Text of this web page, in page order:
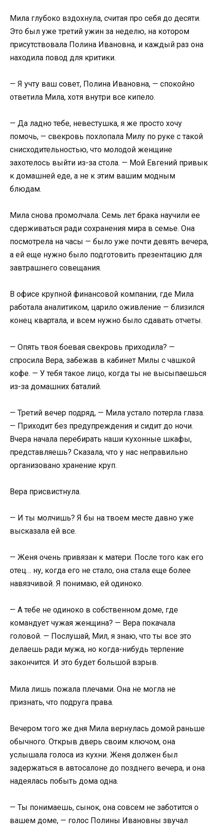
Мила глубоко вздохнула, считая про себя до десяти.
Это был уже третий ужин за неделю, на котором
присутствовала Полина Ивановна, и каждый раз она
находила повод для критики.
— Я учту ваш совет, Полина Ивановна, — спокойно
ответила Мила, хотя внутри все кипело.
— Да ладно тебе, невестушка, я же просто хочу
помочь, — свекровь похлопала Милу по руке с такой
снисходительностью, что молодой женщине
захотелось выйти из-за стола. — Мой Евгений привык
к домашней еде, а не к этим вашим модным
блюдам.
Мила снова промолчала. Семь лет брака научили ее
сдерживаться ради сохранения мира в семье. Она
посмотрела на часы — было уже почти девять вечера,
а ей еще нужно было подготовить презентацию для
завтрашнего совещания.
В офисе крупной финансовой компании, где Мила
работала аналитиком, царило оживление — близился
конец квартала, и всем нужно было сдавать отчеты.
— Опять твоя боевая свекровь приходила? —
спросила Вера, забежав в кабинет Милы с чашкой
кофе. — У тебя такое лицо, когда ты не высыпаешься
из-за домашних баталий.
— Третий вечер подряд, — Мила устало потерла глаза.
— Приходит без предупреждения и сидит до ночи.
Вчера начала перебирать наши кухонные шкафы,
представляешь? Сказала, что у нас неправильно
организовано хранение круп.
Вера присвистнула.
— И ты молчишь? Я бы на твоем месте давно уже
высказала ей все.
— Женя очень привязан к матери. После того как его
отец… ну, когда его не стало, она стала еще более
навязчивой. Я понимаю, ей одиноко.
— А тебе не одиноко в собственном доме, где
командует чужая женщина? — Вера покачала
головой. — Послушай, Мил, я знаю, что ты все это
делаешь ради мужа, но когда-нибудь терпение
закончится. И это будет большой взрыв.
Мила лишь пожала плечами. Она не могла не
признать, что подруга права.
Вечером того же дня Мила вернулась домой раньше
обычного. Открыв дверь своим ключом, она
услышала голоса из кухни. Женя должен был
задержаться в автосалоне до позднего вечера, и она
надеялась побыть дома одна.
— Ты понимаешь, сынок, она совсем не заботится о
вашем доме, — голос Полины Ивановны звучал